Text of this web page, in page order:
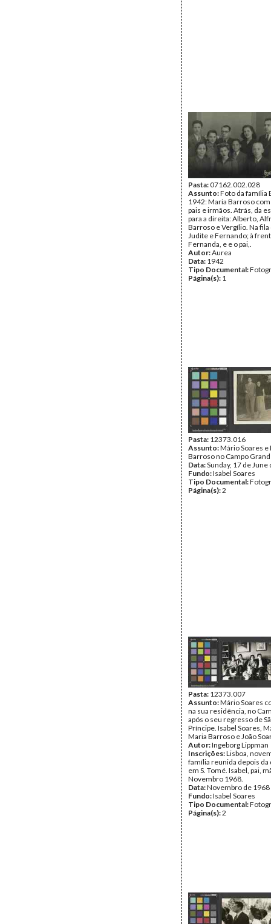
Pasta:07162.002.028
Assunto:Foto da família
1942: Maria Barroso
pais e irmãos. Atrás, da
para a direita: Alberto,
Barroso e Vergílio. Na
Judite e Fernando; à
Fernanda, e e o pai,.
Autor:Aurea
Data: 1942
Tipo Documental:
Página(s): 1
Pasta: 12373.016
Assunto:Mário Soares e
Barroso no Campo
Data:Sunday, 17 de June
Fundo:Isabel Soares
Tipo Documental:
Página(s):2
Pasta: 12373.007
Assunto:Mário Soares
na sua residência, no
após o seu regresso de
Príncipe. Isabel Soares,
Maria Barroso e João
Autor:Ingeborg Lippman
Inscrições:Lisboa,
família reunida depois da
em S. Tomé. Isabel, pai,
Novembro 1968.
Data:Novembro de 1968
Fundo:Isabel Soares
Tipo Documental:
Página(s):2